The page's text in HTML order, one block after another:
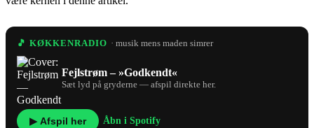
🎵 KØKKENRADIO · musik mens maden simrer
Fejlstrøm – »Godkendt«
Sæt lyd på gryderne — afspil direkte her.
▶ Afspil her Åbn i Spotify